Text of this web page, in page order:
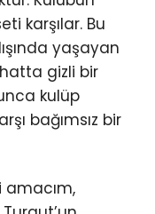
karşılar. Bu
yaşayan
gizli bir
kulüp
bağımsız bir
amacım,